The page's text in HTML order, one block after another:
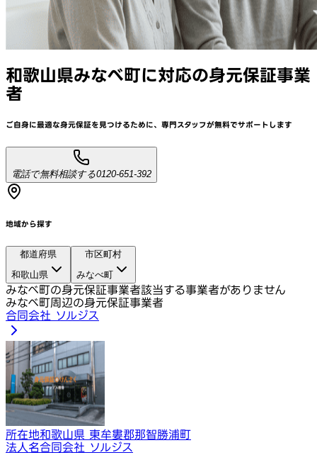
和歌山県みなべ町に対応の身元保証事業
者
ご自身に最適な身元保証を見つけるために、 専門スタッフが無料でサポートします
電話で無料相談する0120-651-392
地域から探す
都道府県
和歌山県
市区町村
みなべ町
みなべ町の身元保証事業者該当する事業者がありません
みなべ町周辺の身元保証事業者
合同会社 ソルジス
所在地和歌山県 東牟婁郡那智勝浦町
法人名合同会社 ソルジス